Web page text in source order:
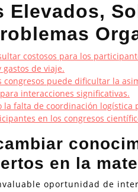
costosos para los
de viaje.
puede dificultar la
interacciones significativas.
la falta de coordinación logística
en los congresos
en la
oportunidad de